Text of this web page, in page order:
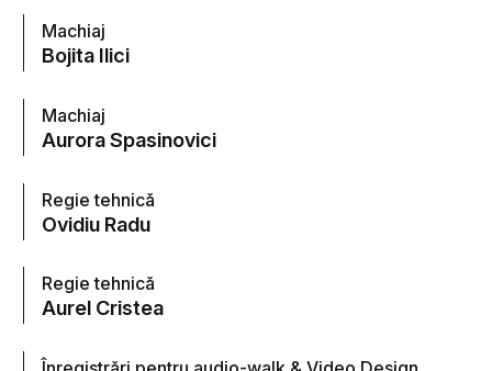
Machiaj
Bojita Ilici
Machiaj
Aurora Spasinovici
Regie tehnică
Ovidiu Radu
Regie tehnică
Aurel Cristea